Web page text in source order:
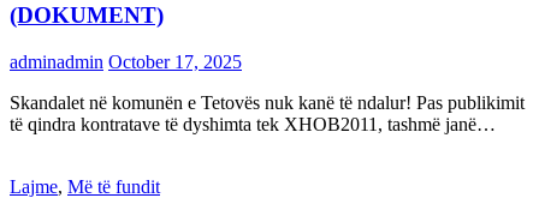
(DOKUMENT)
adminadmin October 17, 2025
Skandalet në komunën e Tetovës nuk kanë të ndalur! Pas publikimit
të qindra kontratave të dyshimta tek XHOB2011, tashmë janë…
Lajme, Më të fundit